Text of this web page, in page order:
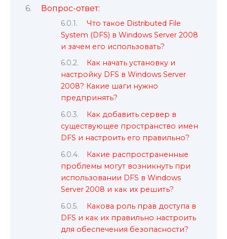
Вопрос-ответ:
Что такое Distributed File
System (DFS) в Windows Server 2008
и зачем его использовать?
Как начать установку и
настройку DFS в Windows Server
2008? Какие шаги нужно
предпринять?
Как добавить сервер в
существующее пространство имен
DFS и настроить его правильно?
Какие распространенные
проблемы могут возникнуть при
использовании DFS в Windows
Server 2008 и как их решить?
Какова роль прав доступа в
DFS и как их правильно настроить
для обеспечения безопасности?